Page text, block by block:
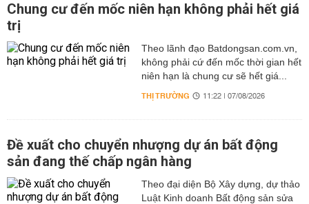
Chung cư đến mốc niên hạn không phải hết giá
trị
Theo lãnh đạo Batdongsan.com.vn,
không phải cứ đến mốc thời gian hết
niên hạn là chung cư sẽ hết giá...
THỊ TRƯỜNG 11:22 | 07/08/2026
Đề xuất cho chuyển nhượng dự án bất động
sản đang thế chấp ngân hàng
Theo đại diện Bộ Xây dựng, dự thảo
Luật Kinh doanh Bất động sản sửa